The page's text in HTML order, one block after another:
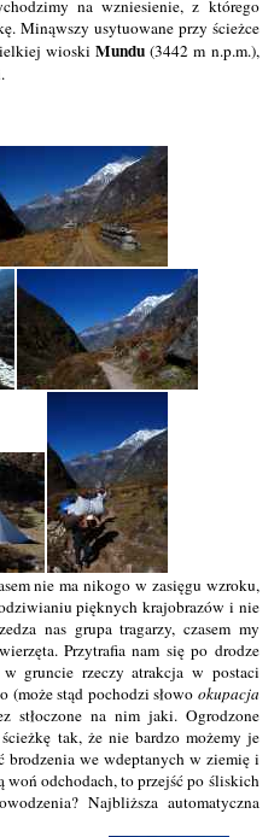
na wzniesienie, z którego
Minąwszy usytuowane przy ścieżce
wioskiMundu (3442 m n.p.m.),
nie ma nikogo w zasięgu wzroku,
pięknych krajobrazów i nie
nas grupa tragarzy, czasem my
Przytrafia nam się po drodze
w gruncie rzeczy atrakcja w postaci
(może stąd pochodzi słowo okupacja
stłoczone na nim jaki. Ogrodzone
tak, że nie bardzo możemy je
brodzenia we wdeptanych w ziemię i
odchodach, to przejść po śliskich
Najbliższa automatyczna